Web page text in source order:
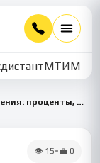
МТИММУ
Финансовые вычисления: проценты, инфляция и инвестиции
👁 15•💼 0